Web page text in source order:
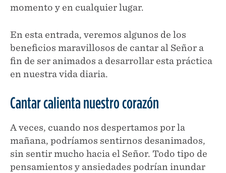
momento y en cualquier lugar.
En esta entrada, veremos algunos de los
beneficios maravillosos de cantar al Señor a
fin de ser animados a desarrollar esta práctica
en nuestra vida diaria.
Cantar calienta nuestro corazón
A veces, cuando nos despertamos por la
mañana, podríamos sentirnos desanimados,
sin sentir mucho hacia el Señor. Todo tipo de
pensamientos y ansiedades podrían inundar